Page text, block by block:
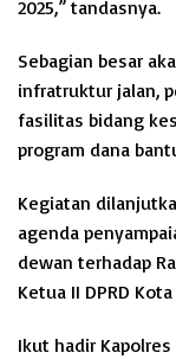
2025,” tandasnya.
Sebagian besar
infratruktur jalan,
fasilitas bidang
program dana
Kegiatan
agenda
dewan terhadap
Ketua II DPRD
Ikut hadir Kapolres